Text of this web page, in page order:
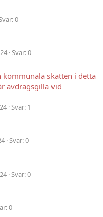
0
Svar: 0
skatten i detta
avdragsgilla vid
Svar: 1
Svar: 0
Svar: 0
0